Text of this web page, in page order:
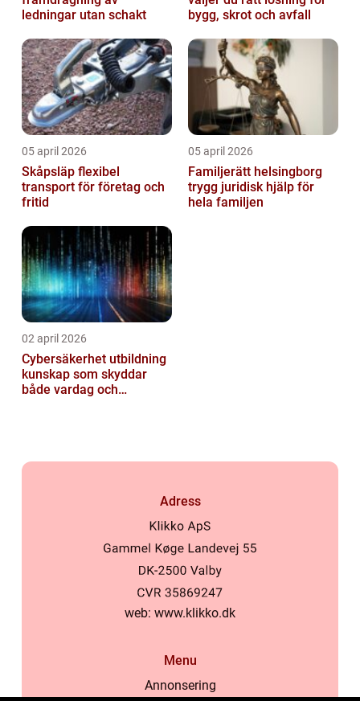
ledningar utan schakt
bygg, skrot och avfall
05 april 2026
Skåpsläp flexibel
transport för företag och
fritid
05 april 2026
Familjerätt helsingborg
trygg juridisk hjälp för
hela familjen
02 april 2026
Cybersäkerhet utbildning
kunskap som skyddar
både vardag och
Adress
web: www.klikko.dk
Menu
Annonsering